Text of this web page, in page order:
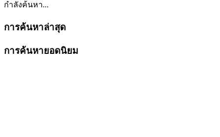
กำลังค้นหา...
การค้นหาล่าสุด
การค้นหายอดนิยม